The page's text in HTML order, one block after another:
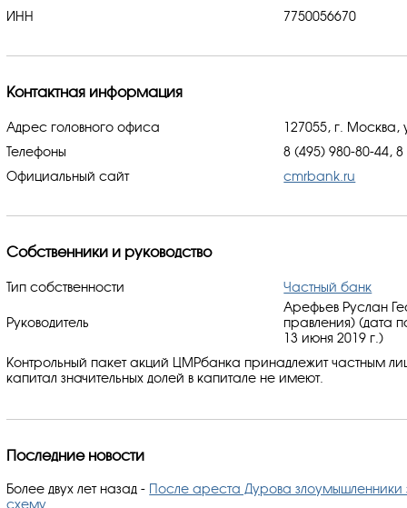
ИНН
7750056670
Контактная информация
Адрес головного офиса
127055, г. Москва,
Телефоны
8 (495) 980-80-44,
Официальный сайт
cmrbank.ru
Собственники и руководство
Тип собственности Частный банк
Руководитель
Арефьев Руслан
правления) (дата
13 июня 2019 г.)
Контрольный пакет акций ЦМРбанка принадлежит частным
капитал значительных долей в капитале не имеют.
Последние новости
Более двух лет назад- После ареста Дурова
схему